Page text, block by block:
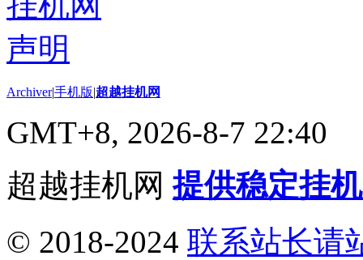
Archiver|手机版|超越挂机网
GMT+8, 2026-8-7 22:40
超越挂机网提供稳定挂
© 2018-2024 联系站长请